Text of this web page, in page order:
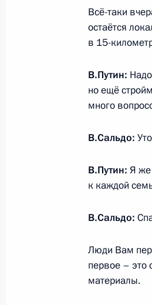
Подписан
2 ноября 2023
с
28 сентября
и
2 сентября 2023
Всё-таки
остаётся
в 15-
В.Путин:
но ещё
много
В.Сальдо:
В.Путин: Я же
к каждой
В.Сальдо:
Люди Вам
первое – это
материалы.